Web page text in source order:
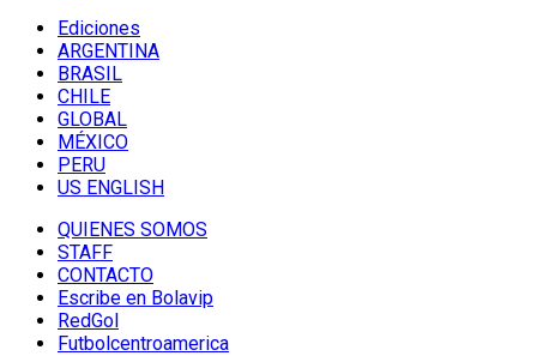
Ediciones
ARGENTINA
BRASIL
CHILE
GLOBAL
MÉXICO
PERU
US ENGLISH
QUIENES SOMOS
STAFF
CONTACTO
Escribe en Bolavip
RedGol
Futbolcentroamerica